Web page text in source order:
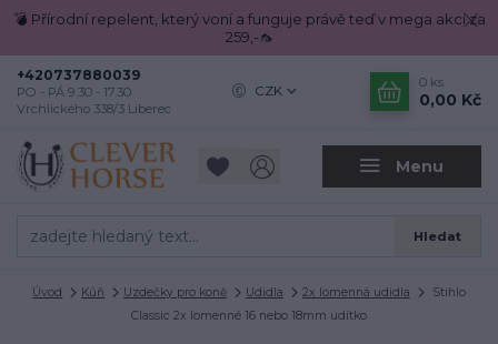
💣 Přírodní repelent, který voní a funguje právě teď v mega akci za
259,-🦟
Menu
CZK
Hledat
+420737880039
PO - PÁ 9.30 - 17.30
Vrchlického 338/3 Liberec
0 ks
0,00 Kč
Úvod Kůň Uzdečky pro koně Udidla 2x lomenná udidla
Stihlo
Classic 2x lomenné 16 nebo 18mm udítko